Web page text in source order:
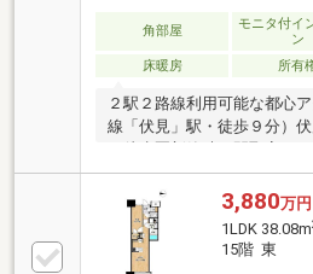
角部屋
モニタ付イ
ン
床暖房 所有
２駅２路線利用可能な都心
線「伏見」駅・徒歩９分）
も徒歩圏新築時の間取変更
を大きくし壁一面の収納へ
下物入、キッチンカウンタ
納豊富～快適な都心ライフ
～・玄関前ゴミ回収サービ
ト飼育可（管理規約による
3,880万円
1LDK 38.08m
15階 東